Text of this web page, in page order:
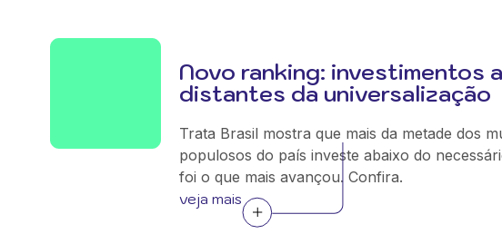
Novo ranking: investimentos
distantes da universalização
Trata Brasil mostra que mais da metade dos
populosos do país investe abaixo do
foi o que mais avançou. Confira.
veja mais